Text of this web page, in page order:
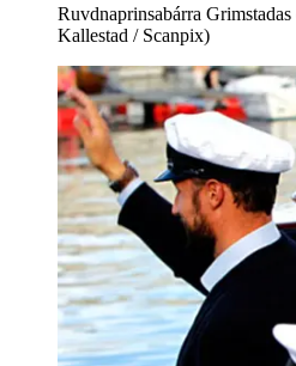
Ruvdnaprinsabárra
Kallestad / Scanpix)